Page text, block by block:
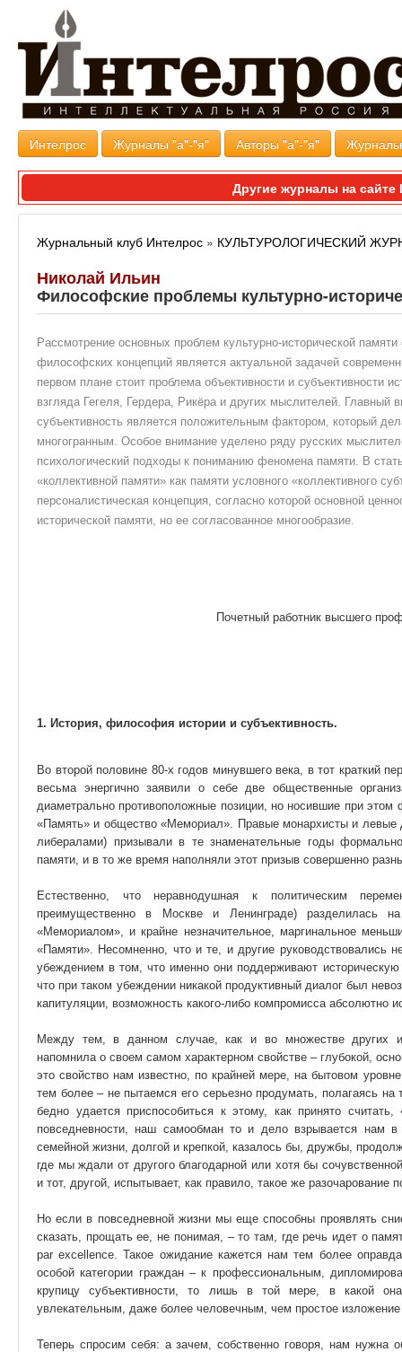
Интелрос Журналы "а"-"я" Авторы "а"-"я"
Другие журналы на
Журнальный клуб Интелрос » КУЛЬТУРОЛОГИЧЕСКИЙ
Николай Ильин
Философские проблемы культурно-
Рассмотрение основных проблем культурно-исторической
философских концепций является актуальной задачей
первом плане стоит проблема объективности и субъективности
взгляда Гегеля, Гердера, Рикёра и других мыслителей. Главный
субъективность является положительным фактором, который
многогранным. Особое внимание уделено ряду русских
психологический подходы к пониманию феномена памяти. В
«коллективной памяти» как памяти условного «коллективного
персоналистическая концепция, согласно которой основной
исторической памяти, но ее согласованное многообразие.
Почетный работник высшего
1. История, философия истории и субъективность.
Во второй половине 80-х годов минувшего века, в тот краткий
весьма энергично заявили о себе две общественные
диаметрально противоположные позиции, но носившие при этом
«Память» и общество «Мемориал». Правые монархисты и левые
либералами) призывали в те знаменательные годы
памяти, и в то же время наполняли этот призыв совершенно
Естественно, что неравнодушная к политическим
преимущественно в Москве и Ленинграде) разделилась
«Мемориалом», и крайне незначительное, маргинальное
«Памяти». Несомненно, что и те, и другие руководствовались
убеждением в том, что именно они поддерживают
что при таком убеждении никакой продуктивный диалог был
капитуляции, возможность какого-либо компромисса абсолютно
Между тем, в данном случае, как и во множестве других
напомнила о своем самом характерном свойстве – глубокой,
это свойство нам известно, по крайней мере, на бытовом
тем более – не пытаемся его серьезно продумать, полагаясь
бедно удается приспособиться к этому, как принято
повседневности, наш самообман то и дело взрывается нам
семейной жизни, долгой и крепкой, казалось бы, дружбы,
где мы ждали от другого благодарной или хотя бы
и тот, другой, испытывает, как правило, такое же разочарование
Но если в повседневной жизни мы еще способны проявлять
сказать, прощать ее, не понимая, – то там, где речь идет о
par excellence. Такое ожидание кажется нам тем более
особой категории граждан – к профессиональным,
крупицу субъективности, то лишь в той мере, в какой
увлекательным, даже более человечным, чем простое
Теперь спросим себя: а зачем, собственно говоря, нам нужна